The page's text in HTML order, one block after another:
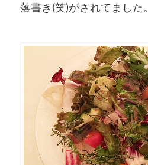
落書き(笑)がされてました。